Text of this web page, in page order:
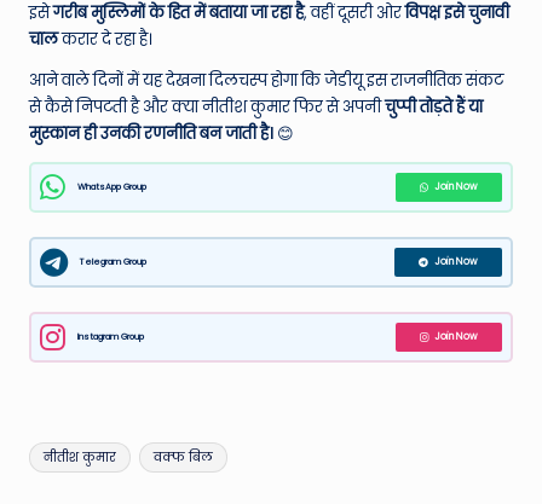
इसेगरीब मुस्लिमों के हित में बताया जा रहा है, वहीं दूसरी ओरविपक्ष इसे चुनावी
चालकरार दे रहा है।
आने वाले दिनों में यह देखना दिलचस्प होगा कि जेडीयू इस राजनीतिक संकट
से कैसे निपटती है और क्या नीतीश कुमार फिर से अपनीचुप्पी तोड़ते हैं या
मुस्कान ही उनकी रणनीति बन जाती है। 😊
WhatsApp Group Join Now
Telegram Group Join Now
Instagram Group Join Now
Tags:
नीतीश कुमार वक्फ बिल